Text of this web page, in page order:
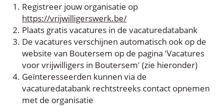
Registreer jouw organisatie op
https://vrijwilligerswerk.be/
Plaats gratis vacatures in de vacaturedatabank
De vacatures verschijnen automatisch ook op de
website van Boutersem op de pagina 'Vacatures
voor vrijwilligers in Boutersem' (zie hieronder)
Geïnteresseerden kunnen via de
vacaturedatabank rechtstreeks contact opnemen
met de organisatie